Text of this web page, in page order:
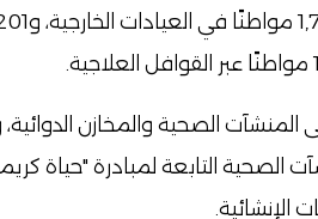
الصحية والمخازن الدوائية،
الصحية التابعة لمبادرة "حياة
الإنشائية.